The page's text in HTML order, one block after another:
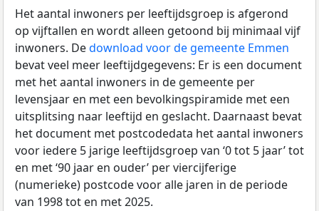
Het aantal inwoners per leeftijdsgroep is afgerond
op vijftallen en wordt alleen getoond bij minimaal vijf
inwoners. Dedownload voor de gemeente Emmen
bevat veel meer leeftijdgegevens: Er is een document
met het aantal inwoners in de gemeente per
levensjaar en met een bevolkingspiramide met een
uitsplitsing naar leeftijd en geslacht. Daarnaast bevat
het document met postcodedata het aantal inwoners
voor iedere 5 jarige leeftijdsgroep van ‘0 tot 5 jaar’ tot
en met ‘90 jaar en ouder’ per viercijferige
(numerieke) postcode voor alle jaren in de periode
van 1998 tot en met 2025.